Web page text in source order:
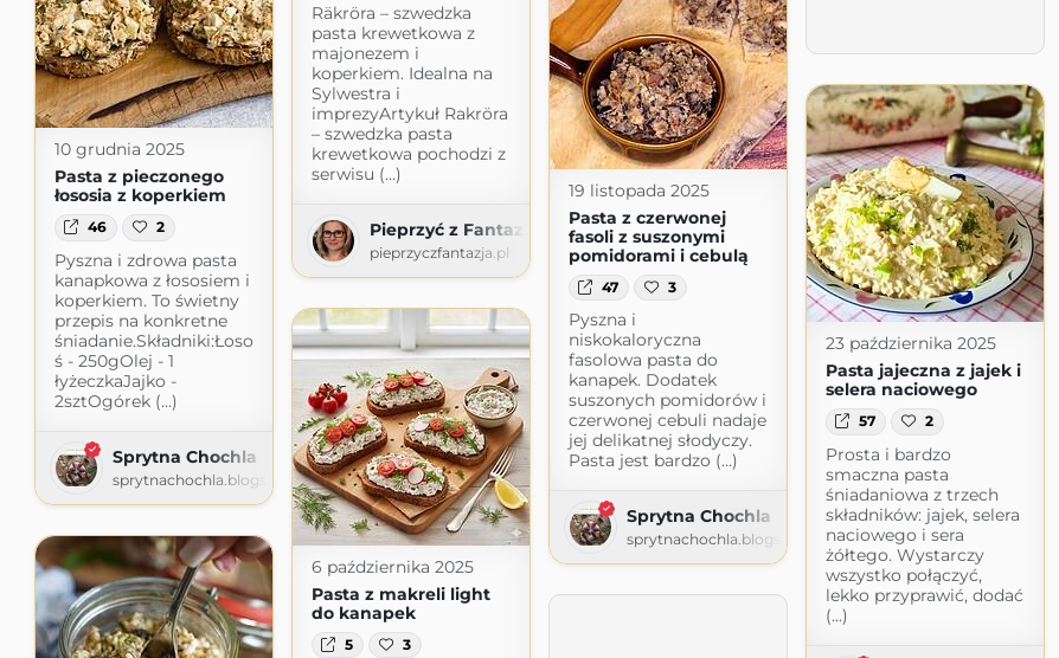
Räkröra – szwedzka
pasta krewetkowa z
majonezem i
koperkiem. Idealna na
Sylwestra i
imprezyArtykuł Rakröra
– szwedzka pasta
krewetkowa pochodzi z
serwisu (...)
Pieprzyć z Fantazją
pieprzyczfantazja.pl
10 grudnia 2025
Pasta z pieczonego
łososia z koperkiem
46 2
Pyszna i zdrowa pasta
kanapkowa z łososiem i
koperkiem. To świetny
przepis na konkretne
śniadanie.Składniki:Łoso
ś - 250gOlej - 1
łyżeczkaJajko -
2sztOgórek (...)
Sprytna Chochla
sprytnachochla.blogspot.com
19 listopada 2025
Pasta z czerwonej
fasoli z suszonymi
pomidorami i cebulą
47 3
Pyszna i
niskokaloryczna
fasolowa pasta do
kanapek. Dodatek
suszonych pomidorów i
czerwonej cebuli nadaje
jej delikatnej słodyczy.
Pasta jest bardzo (...)
Sprytna Chochla
sprytnachochla.blogspot.com
23 października 2025
Pasta jajeczna z jajek i
selera naciowego
57 2
Prosta i bardzo
smaczna pasta
śniadaniowa z trzech
składników: jajek, selera
naciowego i sera
żółtego. Wystarczy
wszystko połączyć,
lekko przyprawić, dodać
(...)
6 października 2025
Pasta z makreli light
do kanapek
5 3